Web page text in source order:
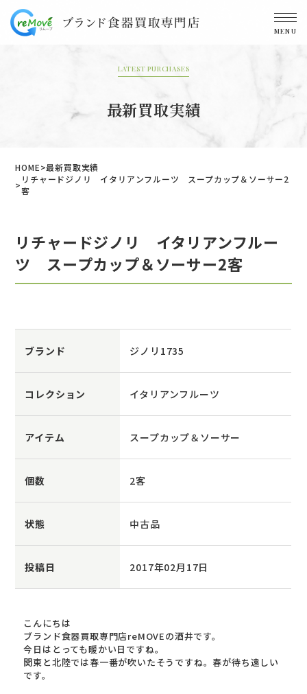
MENU
LATEST PURCHASES
最新買取実績
HOME
最新買取実績
リチャードジノリ イタリアンフルーツ スープカップ＆ソーサー2
客
リチャードジノリ イタリアンフルー
ツ スープカップ＆ソーサー2客
ブランド ジノリ1735
コレクション イタリアンフルーツ
アイテム スープカップ＆ソーサー
個数 2客
状態 中古品
投稿日 2017年02月17日
こんにちは
ブランド食器買取専門店reMOVEの酒井です。
今日はとっても暖かい日ですね。
関東と北陸では春一番が吹いたそうですね。春が待ち遠しい
です。